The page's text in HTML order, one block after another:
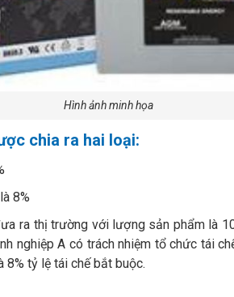
Hình ảnh minh họa
chia ra hai loại:
8%
ra thị trường với lượng sản phẩm là
nghiệp A có trách nhiệm tổ chức tái
tỷ lệ tái chế bắt buộc.